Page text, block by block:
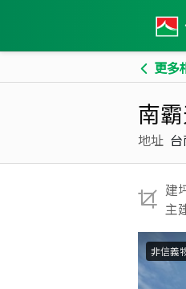
更多
南
地址
建
主
非信義